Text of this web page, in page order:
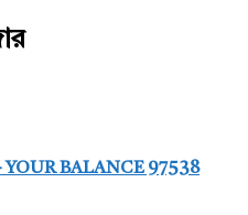
BALANCE 97538